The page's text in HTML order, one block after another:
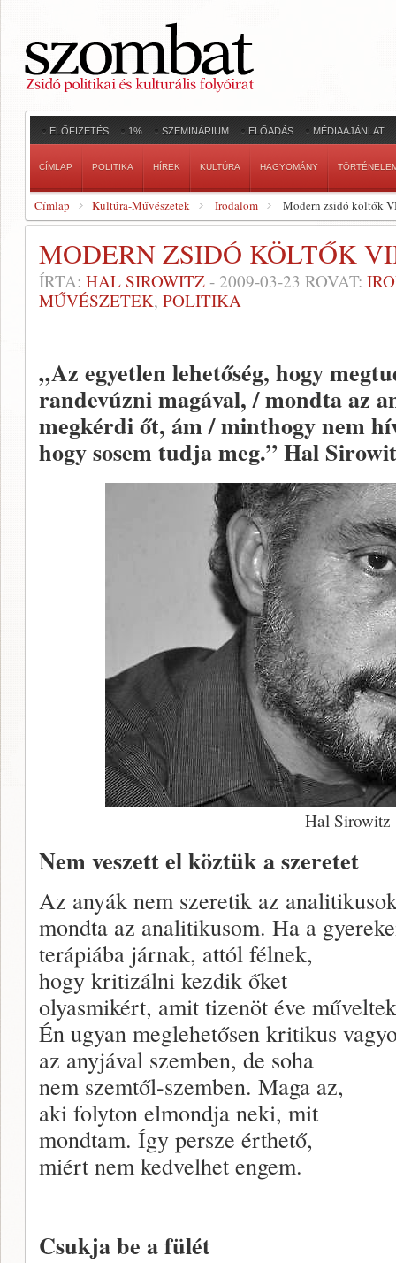
ELŐFIZETÉS 1% SZEMINÁRIUM ELŐADÁS MÉDIAAJÁNLAT
CÍMLAP POLITIKA HÍREK KULTÚRA HAGYOMÁNY
Címlap Kultúra-Művészetek Irodalom Modern zsidó költők
MODERN ZSIDÓ KÖLTŐK
ÍRTA: HAL SIROWITZ - 2009-03-23 ROVAT:
MŰVÉSZETEK, POLITIKA
„Az egyetlen lehetőség, hogy
randevúzni magával, / mondta az
megkérdi őt, ám / minthogy nem
hogy sosem tudja meg.” Hal
Hal Sirowitz
Nem veszett el köztük a szeretet
Az anyák nem szeretik az
mondta az analitikusom. Ha a
terápiába járnak, attól félnek,
hogy kritizálni kezdik őket
olyasmikért, amit tizenöt éve
Én ugyan meglehetősen kritikus
az anyjával szemben, de soha
nem szemtől-szemben. Maga az,
aki folyton elmondja neki, mit
mondtam. Így persze érthető,
miért nem kedvelhet engem.
Csukja be a fülét